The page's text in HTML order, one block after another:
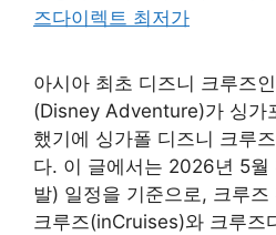
아시아 최초 디즈니 크루즈
(Disney Adventure)가 싱가
했기에 싱가폴 디즈니 크루
다. 이 글에서는 2026년 5월
발) 일정을 기준으로, 크루
크루즈(inCruises)와 크루즈